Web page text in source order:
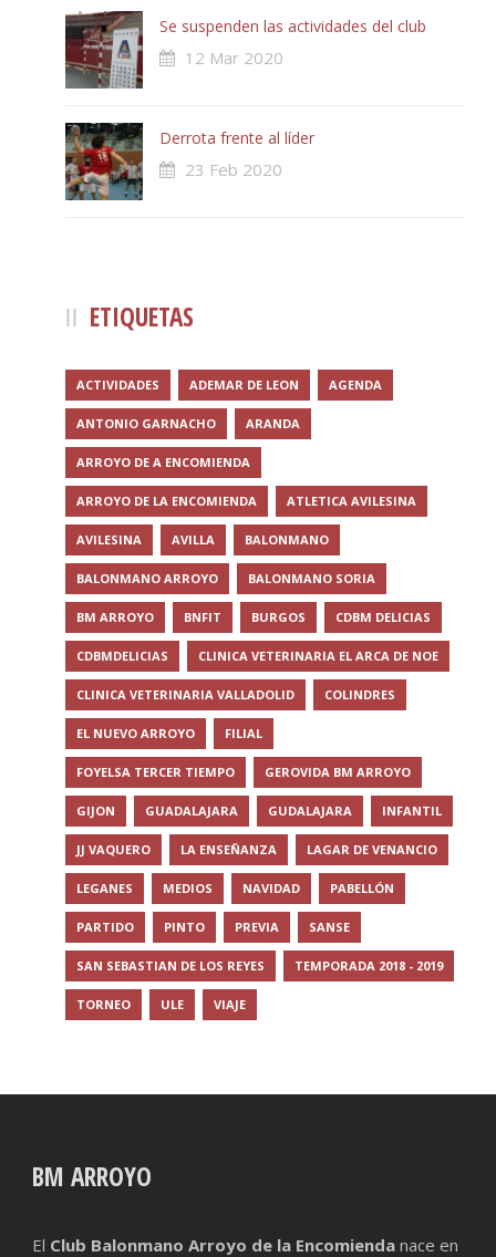
Se suspenden las actividades del club
12 Mar 2020
Derrota frente al líder
23 Feb 2020
ETIQUETAS
ACTIVIDADES ADEMAR DE LEON AGENDA
ANTONIO GARNACHO ARANDA
ARROYO DE A ENCOMIENDA
ARROYO DE LA ENCOMIENDA ATLETICA AVILESINA
AVILESINA AVILLA BALONMANO
BALONMANO ARROYO BALONMANO SORIA
BM ARROYO BNFIT BURGOS CDBM DELICIAS
CDBMDELICIAS CLINICA VETERINARIA EL ARCA DE NOE
CLINICA VETERINARIA VALLADOLID COLINDRES
EL NUEVO ARROYO FILIAL
FOYELSA TERCER TIEMPO GEROVIDA BM ARROYO
GIJON GUADALAJARA GUDALAJARA INFANTIL
JJ VAQUERO LA ENSEÑANZA LAGAR DE VENANCIO
LEGANES MEDIOS NAVIDAD PABELLÓN
PARTIDO PINTO PREVIA SANSE
SAN SEBASTIAN DE LOS REYES TEMPORADA 2018 - 2019
TORNEO ULE VIAJE
BM ARROYO
El Club Balonmano Arroyo de la Encomienda nace en